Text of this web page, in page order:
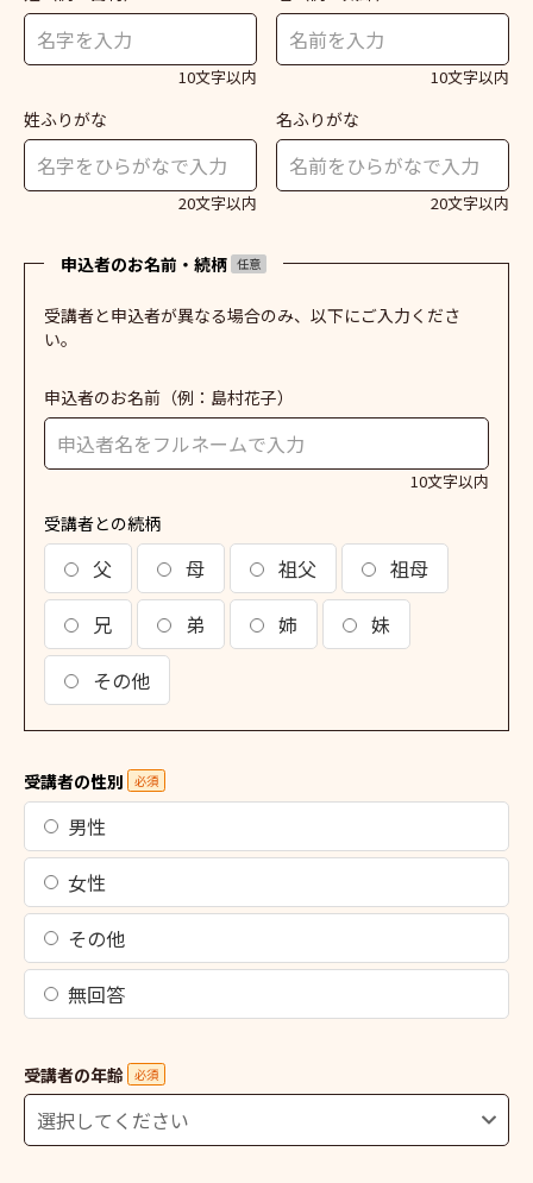
10文字以内 10文字以内
姓ふりがな
20文字以内
名ふりがな
20文字以内
申込者のお名前・続柄 任意
受講者と申込者が異なる場合のみ、以下にご入力くださ
い。
申込者のお名前 （例：島村花子）
10文字以内
受講者との続柄
父 母 祖父
祖母
兄
弟 姉
妹
その他
受講者の性別 必須
男性
女性
その他
無回答
受講者の年齢 必須